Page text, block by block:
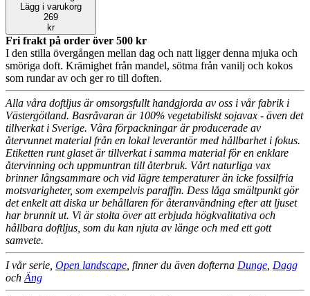
Lägg i varukorg
269
kr
Fri frakt på order över 500 kr
I den stilla övergången mellan dag och natt ligger denna mjuka och
smöriga doft. Krämighet från mandel, sötma från vanilj och kokos
som rundar av och ger ro till doften.
Alla våra doftljus är omsorgsfullt handgjorda av oss i vår fabrik i
Västergötland. Basråvaran är 100% vegetabiliskt sojavax - även det
tillverkat i Sverige. Våra förpackningar är producerade av
återvunnet material från en lokal leverantör med hållbarhet i fokus.
Etiketten runt glaset är tillverkat i samma material för en enklare
återvinning och uppmuntran till återbruk. Vårt naturliga vax
brinner långsammare och vid lägre temperaturer än icke fossilfria
motsvarigheter, som exempelvis paraffin. Dess låga smältpunkt gör
det enkelt att diska ur behållaren för återanvändning efter att ljuset
har brunnit ut. Vi är stolta över att erbjuda högkvalitativa och
hållbara doftljus, som du kan njuta av länge och med ett gott
samvete.
I vår serie, Open landscape, finner du även dofterna Dunge, Dagg
ochÄng